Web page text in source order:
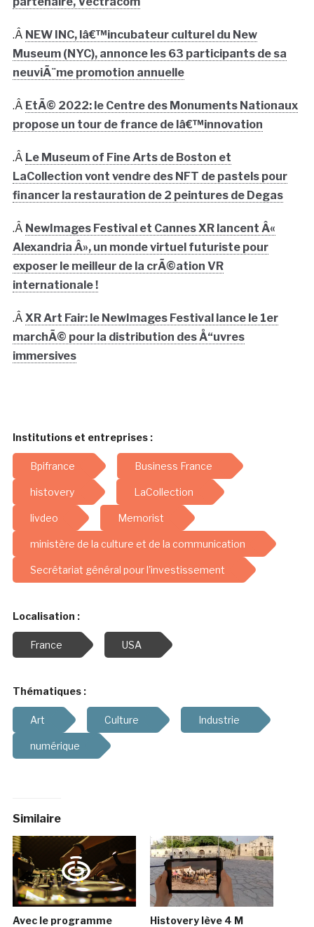
.Â NEW INC, lâ€™incubateur culturel du New
Museum (NYC), annonce les 63 participants de sa
neuviÃ¨me promotion annuelle
.Â EtÃ© 2022: le Centre des Monuments Nationaux
propose un tour de france de lâ€™innovation
.Â Le Museum of Fine Arts de Boston et
LaCollection vont vendre des NFT de pastels pour
financer la restauration de 2 peintures de Degas
.Â NewImages Festival et Cannes XR lancent Â«
Alexandria Â», un monde virtuel futuriste pour
exposer le meilleur de la crÃ©ation VR
internationale !
.Â XR Art Fair: le NewImages Festival lance le 1er
marchÃ© pour la distribution des Å“uvres
immersives
Institutions et entreprises :
Bpifrance Business France
histovery LaCollection
livdeo Memorist
ministère de la culture et de la communication
Secrétariat général pour l'investissement
Localisation :
France USA
Thématiques :
Art Culture Industrie
numérique
Similaire
Avec le programme
Histovery lève 4 M